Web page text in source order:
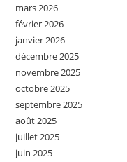
mars 2026
février 2026
janvier 2026
décembre 2025
novembre 2025
octobre 2025
septembre 2025
août 2025
juillet 2025
juin 2025